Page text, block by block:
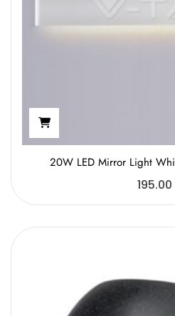
20W LED Mirror Light
195.00